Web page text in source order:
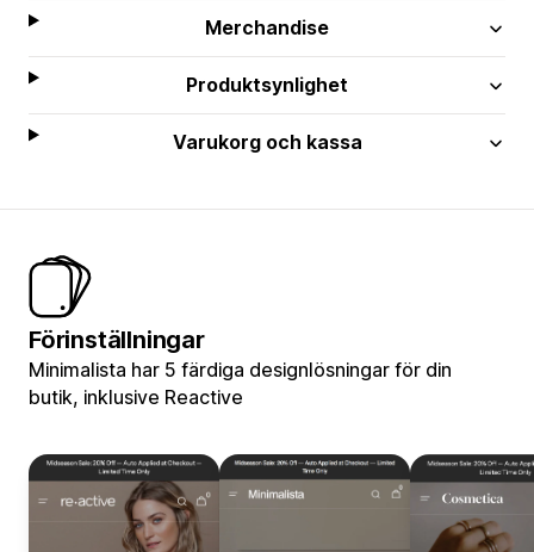
Merchandise
Produktsynlighet
Varukorg och kassa
Förinställningar
Minimalista har 5 färdiga designlösningar för din
butik, inklusive Reactive